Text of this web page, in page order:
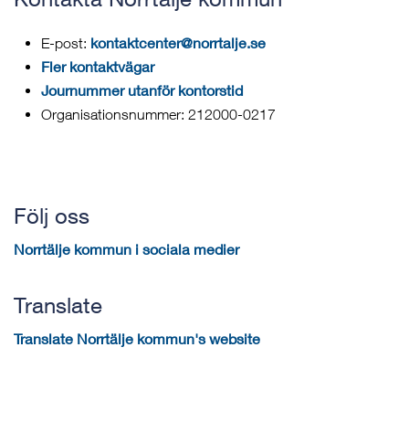
E-post: kontaktcenter@norrtalje.se
Fler kontaktvägar
Journummer utanför kontorstid
Organisationsnummer: 212000-0217
Följ oss
Norrtälje kommun i sociala medier
Translate
Translate Norrtälje kommun's website